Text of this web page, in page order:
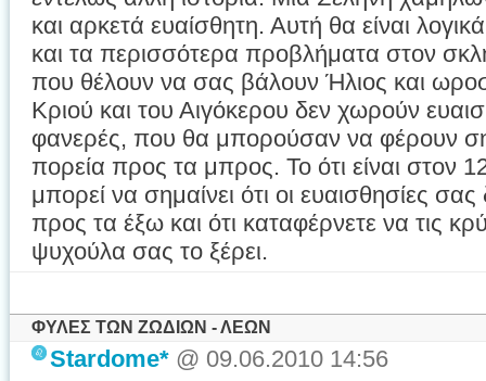
και αρκετά ευαίσθητη. Αυτή θα είναι
και τα περισσότερα προβλήματα στον
που θέλουν να σας βάλουν Ήλιος και
Κριού και του Αιγόκερου δεν χωρούν
φανερές, που θα μπορούσαν να φέρουν
πορεία προς τα μπρος. Το ότι είναι στον
μπορεί να σημαίνει ότι οι ευαισθησίες
προς τα έξω και ότι καταφέρνετε να τις
ψυχούλα σας το ξέρει.
ΦΥΛΕΣ ΤΩΝ ΖΩΔΙΩΝ - ΛΕΩΝ
Stardome* @ 09.06.2010 14:56